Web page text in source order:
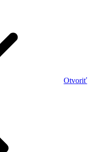
Otvoriť